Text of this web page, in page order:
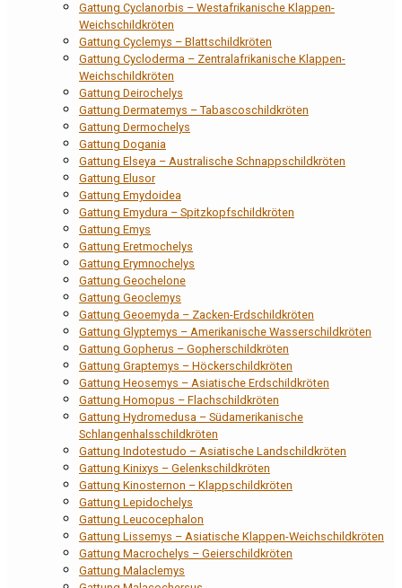
Gattung Cyclanorbis – Westafrikanische Klappen-
Weichschildkröten
Gattung Cyclemys – Blattschildkröten
Gattung Cycloderma – Zentralafrikanische Klappen-
Weichschildkröten
Gattung Deirochelys
Gattung Dermatemys – Tabascoschildkröten
Gattung Dermochelys
Gattung Dogania
Gattung Elseya – Australische Schnappschildkröten
Gattung Elusor
Gattung Emydoidea
Gattung Emydura – Spitzkopfschildkröten
Gattung Emys
Gattung Eretmochelys
Gattung Erymnochelys
Gattung Geochelone
Gattung Geoclemys
Gattung Geoemyda – Zacken-Erdschildkröten
Gattung Glyptemys – Amerikanische Wasserschildkröten
Gattung Gopherus – Gopherschildkröten
Gattung Graptemys – Höckerschildkröten
Gattung Heosemys – Asiatische Erdschildkröten
Gattung Homopus – Flachschildkröten
Gattung Hydromedusa – Südamerikanische
Schlangenhalsschildkröten
Gattung Indotestudo – Asiatische Landschildkröten
Gattung Kinixys – Gelenkschildkröten
Gattung Kinosternon – Klappschildkröten
Gattung Lepidochelys
Gattung Leucocephalon
Gattung Lissemys – Asiatische Klappen-Weichschildkröten
Gattung Macrochelys – Geierschildkröten
Gattung Malaclemys